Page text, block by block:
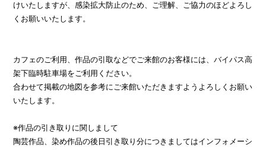
けいたしますが、感染拡大防止のため、ご理解、ご協力のほどよろし
くお願いいたします。
カフェのご利用、作品の引取などでご来館のお客様には、バイパス高
架下臨時駐車場をご利用ください。
合わせて掲載の地図を参考にご来館いただきますようよろしくお願い
いたします。
※作品の引き取りに関しまして
陶芸作品、染め作品の後日引き取り分につきましてはインフォメーシ